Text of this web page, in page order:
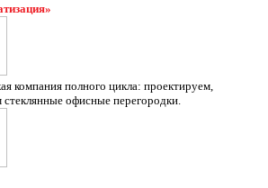
компания полного цикла: проектируем,
офисные перегородки.